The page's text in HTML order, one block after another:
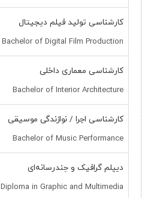
کارشناسی تولید فیلم دیجیتال
Bachelor of Digital Film Production
کارشناسی معماری داخلی
Bachelor of Interior Architecture
کارشناسی اجرا / نوازندگی موسیقی
Bachelor of Music Performance
دیپلم گرافیک و چندرسانه‌ای
Diploma in Graphic and Multimedia